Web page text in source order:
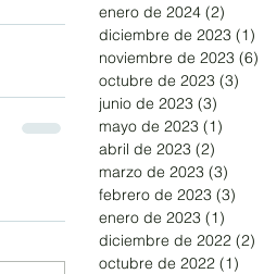
enero de 2024 (2)
diciembre de 2023 (1)
noviembre de 2023 (6)
octubre de 2023 (3)
junio de 2023 (3)
mayo de 2023 (1)
abril de 2023 (2)
marzo de 2023 (3)
febrero de 2023 (3)
enero de 2023 (1)
diciembre de 2022 (2)
octubre de 2022 (1)